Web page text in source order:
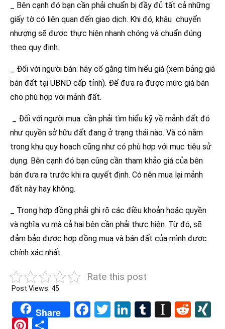
_ Bên cạnh đó bạn cần phải chuẩn bị đầy đủ tất cả những
giấy tờ có liên quan đến giao dịch. Khi đó, khâu chuyển
nhượng sẽ được thực hiện nhanh chóng và chuẩn đúng
theo quy định.
_ Đối với người bán: hãy cố gắng tìm hiểu giá (xem bảng giá
bán đất tại UBND cấp tỉnh). Để đưa ra được mức giá bán
cho phù hợp với mảnh đất.
_ Đối với người mua: cần phải tìm hiểu kỹ về mảnh đất đó
như quyền sở hữu đất đang ở trạng thái nào. Và có nằm
trong khu quy hoạch cũng như có phù hợp với mục tiêu sử
dụng. Bên cạnh đó bạn cũng cần tham khảo giá của bên
bán đưa ra trước khi ra quyết định. Có nên mua lại mảnh
đất này hay không.
Trong hợp đồng phải ghi rõ các điều khoản hoặc quyền
và nghĩa vụ mà cả hai bên cần phải thực hiện. Từ đó, sẽ
đảm bảo được hợp đồng mua và bán đất của mình được
chính xác nhất.
Rate this post
Post Views: 45
Share Facebook
TwitterLinkedIn
Tumblr